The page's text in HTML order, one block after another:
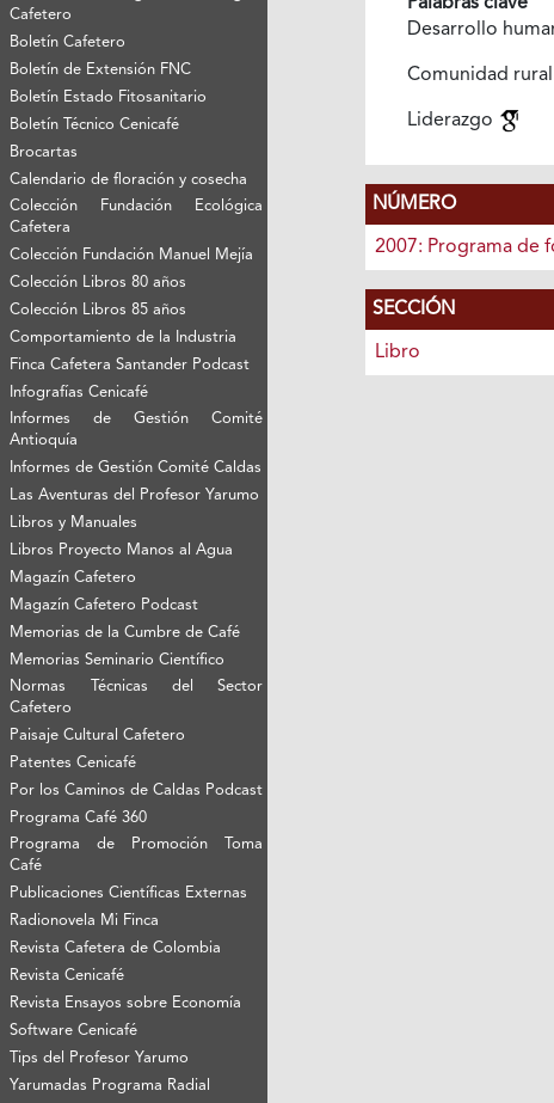
Cafetero
Boletín Cafetero
Boletín de Extensión FNC
Boletín Estado Fitosanitario
Boletín Técnico Cenicafé
Brocartas
Calendario de floración y cosecha
Colección Fundación Ecológica
Cafetera
Colección Fundación Manuel Mejía
Colección Libros 80 años
Colección Libros 85 años
Comportamiento de la Industria
Finca Cafetera Santander Podcast
Infografías Cenicafé
Informes de Gestión Comité
Antioquía
Informes de Gestión Comité Caldas
Las Aventuras del Profesor Yarumo
Libros y Manuales
Libros Proyecto Manos al Agua
Magazín Cafetero
Magazín Cafetero Podcast
Memorias de la Cumbre de Café
Memorias Seminario Científico
Normas Técnicas del Sector
Cafetero
Paisaje Cultural Cafetero
Patentes Cenicafé
Por los Caminos de Caldas Podcast
Programa Café 360
Programa de Promoción Toma
Café
Publicaciones Científicas Externas
Radionovela Mi Finca
Revista Cafetera de Colombia
Revista Cenicafé
Revista Ensayos sobre Economía
Software Cenicafé
Tips del Profesor Yarumo
Yarumadas Programa Radial
Desarrollo
Comunidad rural
Liderazgo
NÚMERO
2007: Programa de
SECCIÓN
Libro